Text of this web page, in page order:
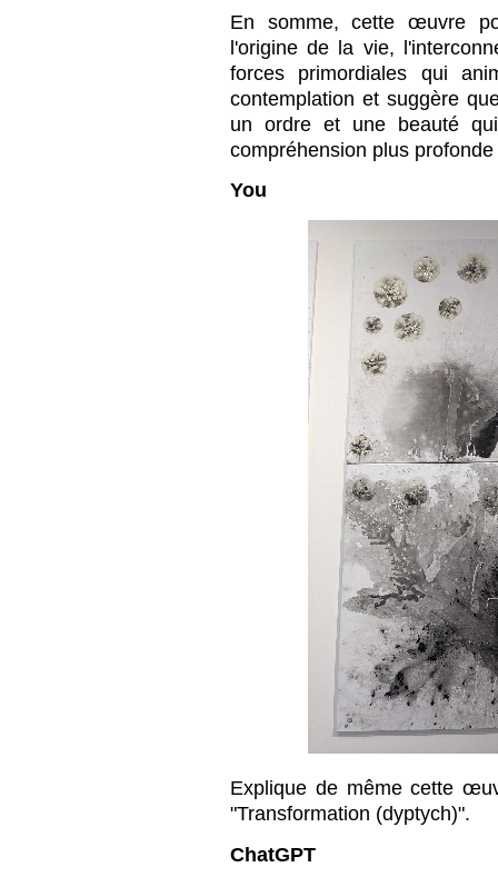
En somme, cette œuvre
l'origine de la vie,
forces primordiales qui
contemplation et suggère
un ordre et une beauté
compréhension plus
You
Explique de même cette
"Transformation (dyptych)".
ChatGPT